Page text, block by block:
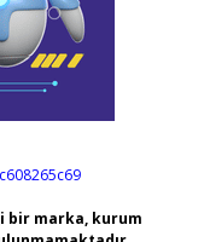
bir marka, kurum